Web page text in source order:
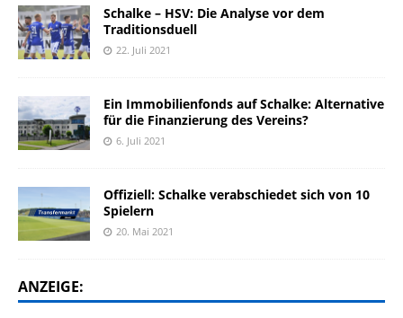
Schalke – HSV: Die Analyse vor dem
Traditionsduell
22. Juli 2021
Ein Immobilienfonds auf Schalke: Alternative
für die Finanzierung des Vereins?
6. Juli 2021
Offiziell: Schalke verabschiedet sich von 10
Spielern
20. Mai 2021
ANZEIGE: